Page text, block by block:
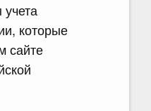
которые
сайте